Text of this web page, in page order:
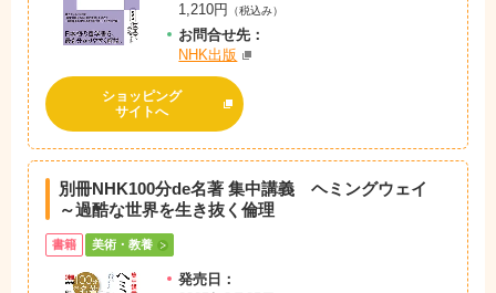
1,210円
（税込み）
お問合せ先：
NHK出版
ショッピング
サイトへ
別冊NHK100分de名著 集中講義 ヘミングウェイ
～過酷な世界を生き抜く倫理
書籍 美術・教養
発売日：